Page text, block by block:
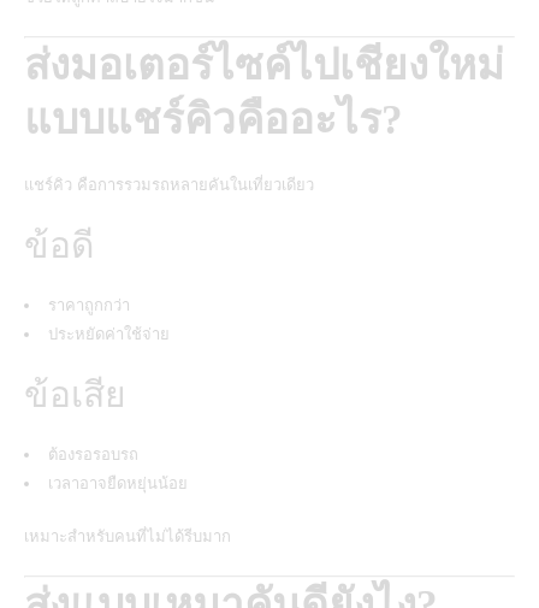
ส่งมอเตอร์ไซค์ไปเชียงใหม่
แบบแชร์คิวคืออะไร?
แชร์คิว คือการรวมรถหลายคันในเที่ยวเดียว
ข้อดี
ราคาถูกกว่า
ประหยัดค่าใช้จ่าย
ข้อเสีย
ต้องรอรอบรถ
เวลาอาจยืดหยุ่นน้อย
เหมาะสำหรับคนที่ไม่ได้รีบมาก